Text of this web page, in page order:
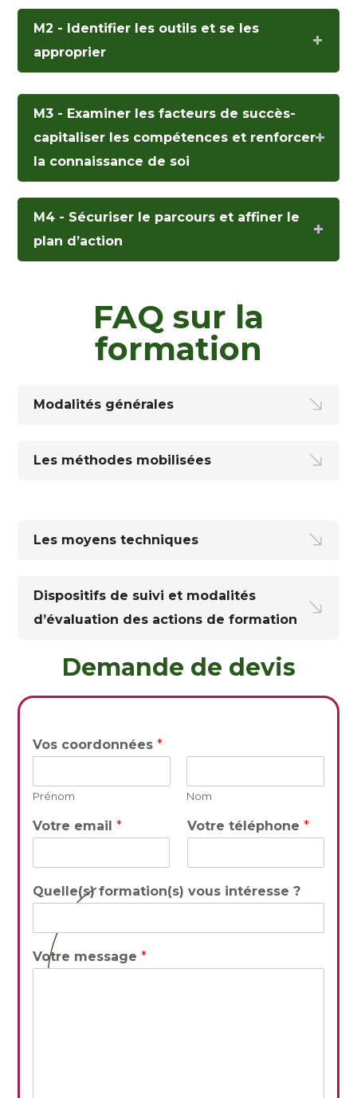
M2 - Identifier les outils et se les
approprier
M3 - Examiner les facteurs de succès-
capitaliser les compétences et renforcer
la connaissance de soi
M4 - Sécuriser le parcours et affiner le
plan d’action
FAQ sur la
formation
Modalités générales
Les méthodes mobilisées
Les moyens techniques
Dispositifs de suivi et modalités
d’évaluation des actions de formation
Demande de devis
Vos coordonnées*
Prénom Nom
Votre email* Votre téléphone *
Quelle(s) formation(s) vous intéresse ?
Votre message*